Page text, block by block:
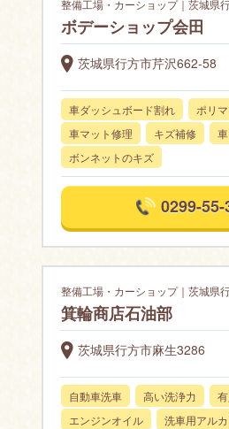
整備工場・カーショップ｜茨城県
ボデーショップ会田
茨城県行方市芹沢662-58
車ダッシュボード割れ
ポリ
車マット修理
キズ補修
ボンネットのキズ
0299-55-
整備工場・カーショップ｜茨城県
箕輪商店石油部
茨城県行方市麻生3286
自動車洗車 高い洗浄力
エンジンオイル
洗車用アル